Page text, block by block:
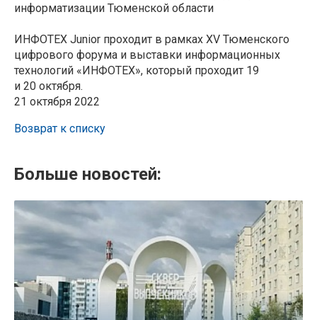
информатизации Тюменской области
ИНФОТЕХ Junior проходит в рамках XV Тюменского
цифрового форума и выставки информационных
технологий «ИНФОТЕХ», который проходит 19
и 20 октября.
21 октября 2022
Возврат к списку
Больше новостей: